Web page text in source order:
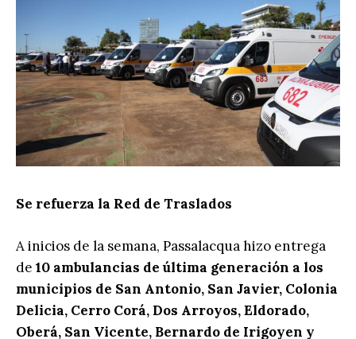
Se refuerza la Red de Traslados
A inicios de la semana, Passalacqua hizo entrega
de 10 ambulancias de última generación a los
municipios de San Antonio, San Javier, Colonia
Delicia, Cerro Corá, Dos Arroyos, Eldorado,
Oberá, San Vicente, Bernardo de Irigoyen y